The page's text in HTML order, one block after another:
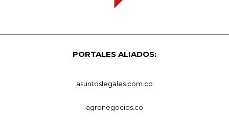
PORTALES ALIADOS:
asuntoslegales.com.co
agronegocios.co